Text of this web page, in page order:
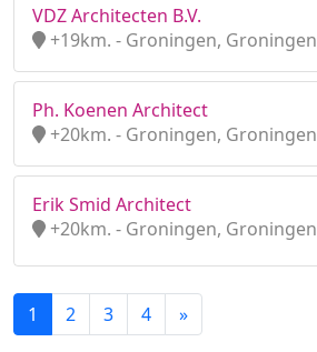
VDZ Architecten B.V.
+19km. - Groningen, Groningen
Ph. Koenen Architect
+20km. - Groningen, Groningen
Erik Smid Architect
+20km. - Groningen, Groningen
1 2 3 4 »